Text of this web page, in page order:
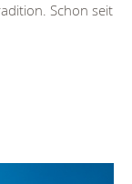
Schon seit